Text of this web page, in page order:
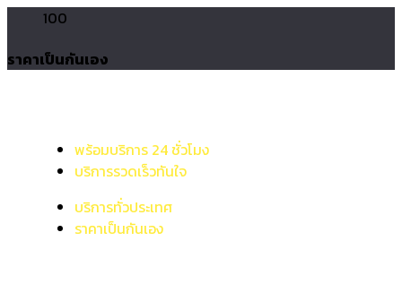
100
ราคาเป็นกันเอง
พร้อมบริการ 24 ชั่วโมง
บริการรวดเร็วทันใจ
บริการทั่วประเทศ
ราคาเป็นกันเอง